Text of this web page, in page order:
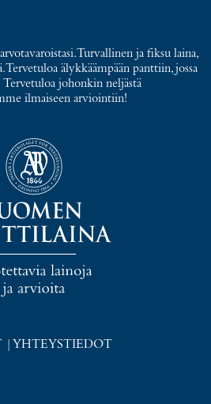
Turvallinen ja fiksu laina,
Tervetuloa älykkäämpään panttiin, jossa
Tervetuloa johonkin neljästä
ilmaiseen arviointiin!
YHTEYSTIEDOT